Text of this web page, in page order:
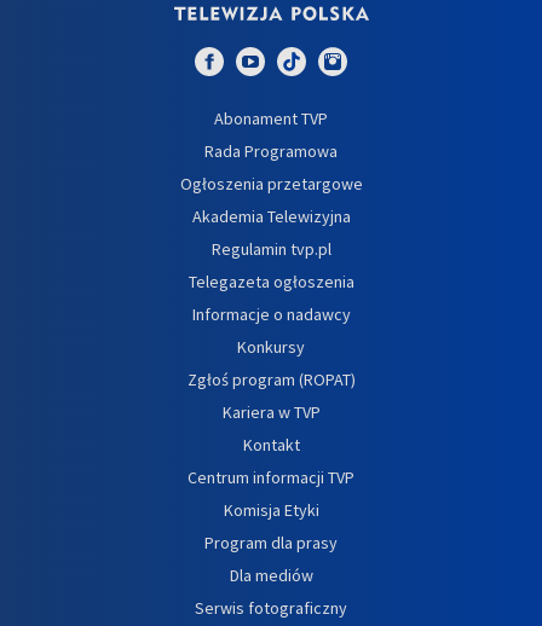
Abonament TVP
Rada Programowa
Ogłoszenia przetargowe
Akademia Telewizyjna
Regulamin tvp.pl
Telegazeta ogłoszenia
Informacje o nadawcy
Konkursy
Zgłoś program (ROPAT)
Kariera w TVP
Kontakt
Centrum informacji TVP
Komisja Etyki
Program dla prasy
Dla mediów
Serwis fotograficzny